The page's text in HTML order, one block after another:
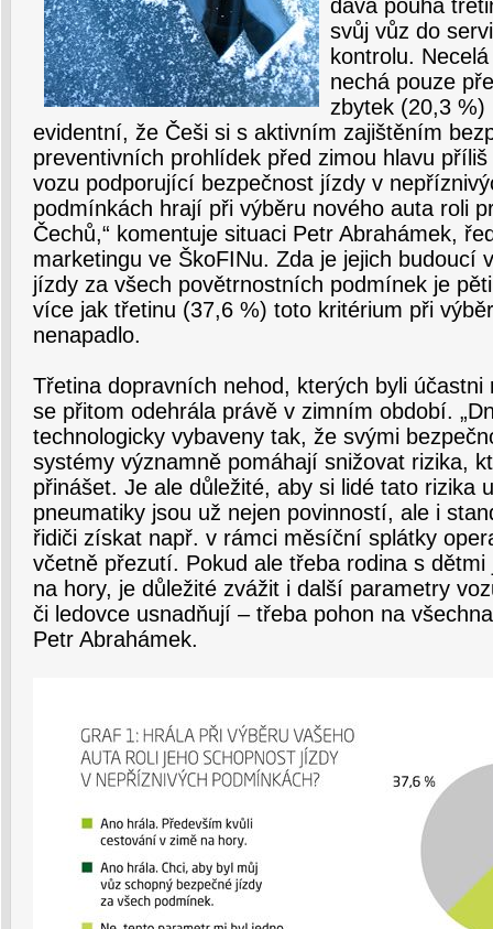
dává pouhá
svůj vůz do
kontrolu.
nechá pouze
zbytek (20,3 %)
evidentní, že Češi si s aktivním zajištěním
preventivních prohlídek před zimou hlavu
vozu podporující bezpečnost jízdy v
podmínkách hrají při výběru nového auta roli
Čechů,“ komentuje situaci Petr Abrahámek,
marketingu ve ŠkoFINu. Zda je jejich budoucí
jízdy za všech povětrnostních podmínek je
více jak třetinu (37,6 %) toto kritérium při
nenapadlo.
Třetina dopravních nehod, kterých byli účastni
se přitom odehrála právě v zimním období.
technologicky vybaveny tak, že svými
systémy významně pomáhají snižovat rizika,
přinášet. Je ale důležité, aby si lidé tato rizika
pneumatiky jsou už nejen povinností, ale i
řidiči získat např. v rámci měsíční splátky
včetně přezutí. Pokud ale třeba rodina s
na hory, je důležité zvážit i další parametry
či ledovce usnadňují – třeba pohon na
Petr Abrahámek.